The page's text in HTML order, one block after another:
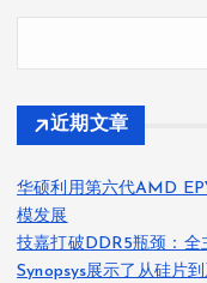
近期文章
华硕利用第六代AMD
模发展
技嘉打破DDR5瓶颈：
Synopsys展示了从硅片